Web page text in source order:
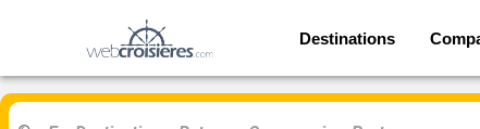
Destinations